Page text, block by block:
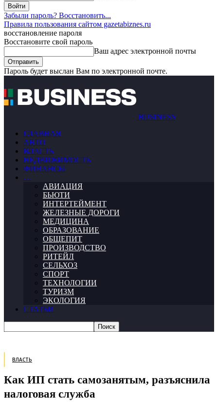
Забыли пароль? Восстановить...
Правила пользования сайтом gazetabiznes.ru
восстановление пароля
Восстановите свой пароль
Ваш адрес электронной почты
Пароль будет выслан Вам по электронной почте.
BUSINESS
ГЛАВНАЯ
АВТО
ВЛАСТЬ
НЕДВИЖИМОСТЬ
ФИНАНСЫ
…
АВИАЦИЯ
БЬЮТИ
ИНТЕРТЕЙМЕНТ
ЖЕЛЕЗНЫЕ ДОРОГИ
МЕДИЦИНА
ОБРАЗОВАНИЕ
ОБЩЕПИТ
ПРОИЗВОДСТВО
РИТЕЙЛ
СЕЛЬХОЗ
СПОРТ
ТЕХНОЛОГИИ
ТУРИЗМ
ЭКОЛОГИЯ
СТАТЬИ
ВЛАСТЬ
Как ИП стать самозанятым, разъяснила
налоговая служба